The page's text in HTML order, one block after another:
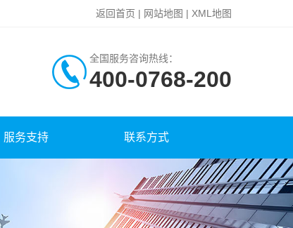
返回首页 | 网站地图 | XML地图
全国服务咨询热线：
400-0768-200
服务支持 联系方式